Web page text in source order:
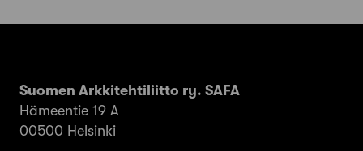
Suomen Arkkitehtiliitto ry. SAFA
Hämeentie 19 A
00500 Helsinki